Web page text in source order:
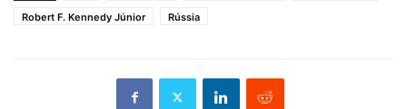
Robert F. Kennedy Júnior
Rússia